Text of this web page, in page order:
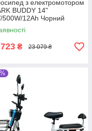
з електромотором
BUDDY 14"
500W/12Ah Чорний
₴ 23 079 ₴